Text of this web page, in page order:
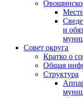
и
Совет округа
Кратко о
Общая
Структура